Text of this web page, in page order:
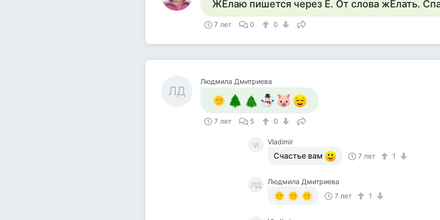
ЖЕлаю пишется через Е. От слова жЕлать.
7 лет 0 0
ЛД
Людмила Дмитриева
7 лет 5 0
Vl Vladimir
Счастье вам 7 лет 1
ЛД
Людмила Дмитриева
7 лет
1